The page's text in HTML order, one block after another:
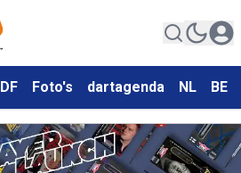
Foto's dartagenda NL BE